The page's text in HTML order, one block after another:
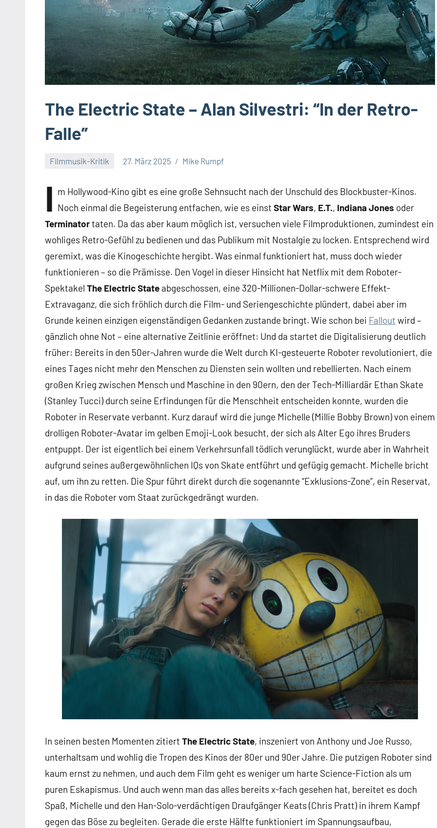
The Electric State – Alan Silvestri: “In der Retro-
Falle”
Filmmusik-Kritik 27. März 2025 Mike Rumpf
I m Hollywood-Kino gibt es eine große Sehnsucht nach der Unschuld des Blockbuster-Kinos.
Noch einmal die Begeisterung entfachen, wie es einstStar Wars, E.T., Indiana Jones oder
Terminatortaten. Da das aber kaum möglich ist, versuchen viele Filmproduktionen, zumindest ein
wohliges Retro-Gefühl zu bedienen und das Publikum mit Nostalgie zu locken. Entsprechend wird
geremixt, was die Kinogeschichte hergibt. Was einmal funktioniert hat, muss doch wieder
funktionieren – so die Prämisse. Den Vogel in dieser Hinsicht hat Netflix mit dem Roboter-
Spektakel The Electric State abgeschossen, eine 320-Millionen-Dollar-schwere Effekt-
Extravaganz, die sich fröhlich durch die Film- und Seriengeschichte plündert, dabei aber im
Grunde keinen einzigen eigenständigen Gedanken zustande bringt. Wie schon bei Fallout wird –
gänzlich ohne Not – eine alternative Zeitlinie eröffnet: Und da startet die Digitalisierung deutlich
früher: Bereits in den 50er-Jahren wurde die Welt durch KI-gesteuerte Roboter revolutioniert, die
eines Tages nicht mehr den Menschen zu Diensten sein wollten und rebellierten. Nach einem
großen Krieg zwischen Mensch und Maschine in den 90ern, den der Tech-Milliardär Ethan Skate
(Stanley Tucci) durch seine Erfindungen für die Menschheit entscheiden konnte, wurden die
Roboter in Reservate verbannt. Kurz darauf wird die junge Michelle (Millie Bobby Brown) von einem
drolligen Roboter-Avatar im gelben Emoji-Look besucht, der sich als Alter Ego ihres Bruders
entpuppt. Der ist eigentlich bei einem Verkehrsunfall tödlich verunglückt, wurde aber in Wahrheit
aufgrund seines außergewöhnlichen IQs von Skate entführt und gefügig gemacht. Michelle bricht
auf, um ihn zu retten. Die Spur führt direkt durch die sogenannte “Exklusions-Zone”, ein Reservat,
in das die Roboter vom Staat zurückgedrängt wurden.
In seinen besten Momenten zitiert The Electric State, inszeniert von Anthony und Joe Russo,
unterhaltsam und wohlig die Tropen des Kinos der 80er und 90er Jahre. Die putzigen Roboter sind
kaum ernst zu nehmen, und auch dem Film geht es weniger um harte Science-Fiction als um
puren Eskapismus. Und auch wenn man das alles bereits x-fach gesehen hat, bereitet es doch
Spaß, Michelle und den Han-Solo-verdächtigen Draufgänger Keats (Chris Pratt) in ihrem Kampf
gegen das Böse zu begleiten. Gerade die erste Hälfte funktioniert im Spannungsaufbau,